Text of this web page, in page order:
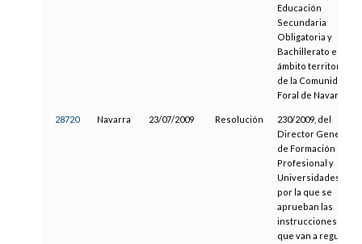
Educación
Secundaria
Obligatoria y
Bachillerato en el
ámbito territorial
de la Comunidad
Foral de Navarra
28720 Navarra 23/07/2009 Resolución
230/2009, del
Director General
de Formación
Profesional y
Universidades,
por la que se
aprueban las
instrucciones
que van a regular,